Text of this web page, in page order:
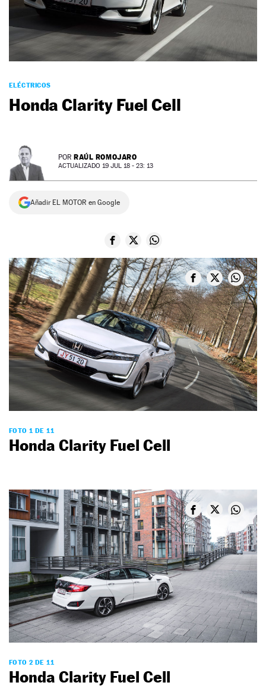
SÍGUENOS
ELÉCTRICOS
Honda Clarity Fuel Cell
POR RAÚL ROMOJARO
ACTUALIZADO 19 JUL 18 - 23: 13
Añadir EL MOTOR en Google
FOTO 1 DE 11
Honda Clarity Fuel Cell
FOTO 2 DE 11
Honda Clarity Fuel Cell